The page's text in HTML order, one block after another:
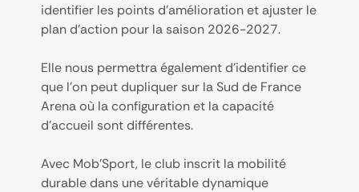
identifier les points d’amélioration et ajuster le
plan d’action pour la saison 2026-2027.
Elle nous permettra également d’identifier ce
que l’on peut dupliquer sur la Sud de France
Arena où la configuration et la capacité
d’accueil sont différentes.
Avec Mob’Sport, le club inscrit la mobilité
durable dans une véritable dynamique